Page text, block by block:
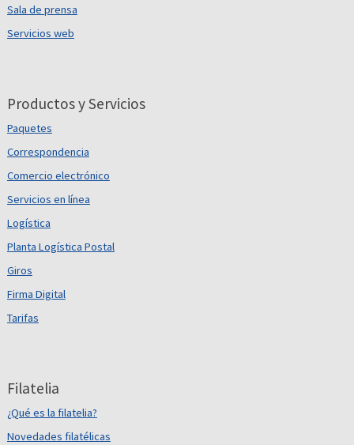
Sala de prensa
Servicios web
Productos y Servicios
Paquetes
Correspondencia
Comercio electrónico
Servicios en línea
Logística
Planta Logística Postal
Giros
Firma Digital
Tarifas
Filatelia
¿Qué es la filatelia?
Novedades filatélicas